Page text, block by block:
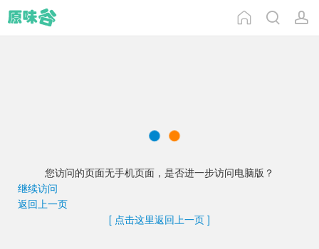
您访问的页面无手机页面，是否进一步访问电脑版？
继续访问
返回上一页
[ 点击这里返回上一页 ]